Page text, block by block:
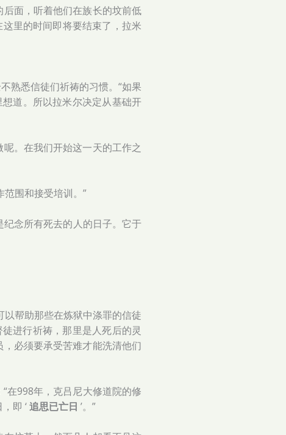
面，听着他们在族长的坟前低
里的时间即将要结束了，拉米
熟悉信徒们祈祷的习惯。“如果
道。所以拉米尔决定从基础开
。在我们开始这一天的工作之
围和接受培训。”
纪念所有死去的人的日子。它于
帮助那些在炼狱中涤罪的信徒
进行祈祷，那里是人死后的灵
必须要承受苦难才能洗清他们
在998年，克吕尼大修道院的修
即 ‘追思已亡日 ’。”